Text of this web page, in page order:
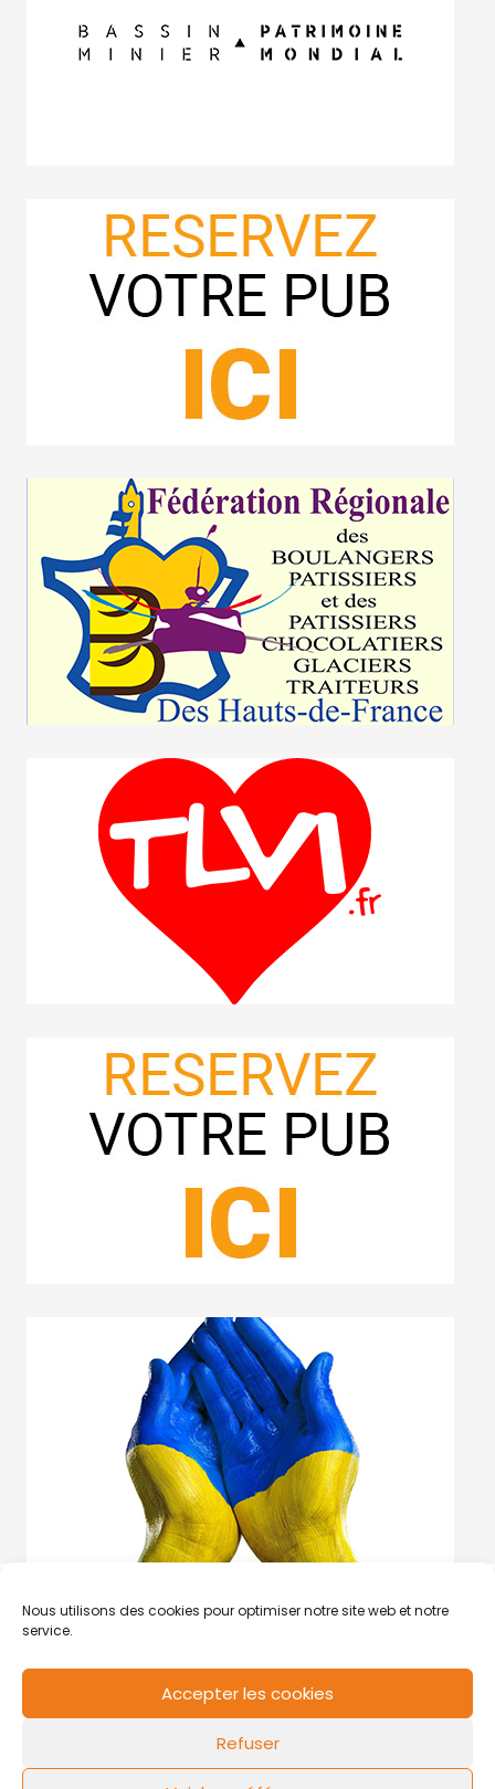
Nous utilisons des cookies pour optimiser notre site web et notre
service.
Accepter les cookies
Refuser
Mentions légales Politique de cookies
FLOW44